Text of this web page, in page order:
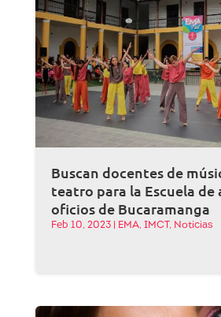
Buscan docentes de
teatro para la Escuela de
oficios de Bucaramanga
Feb 10, 2023| EMA, IMCT, Noticias